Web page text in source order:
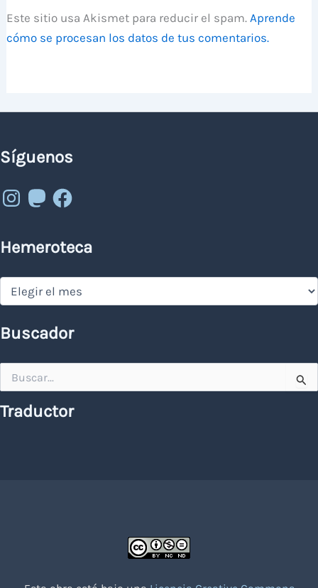
Este sitio usa Akismet para reducir el spam.Aprende
cómo se procesan los datos de tus comentarios.
Síguenos
Instagram
MastodonFacebook
Hemeroteca
Hemeroteca
Buscador
por:
Traductor